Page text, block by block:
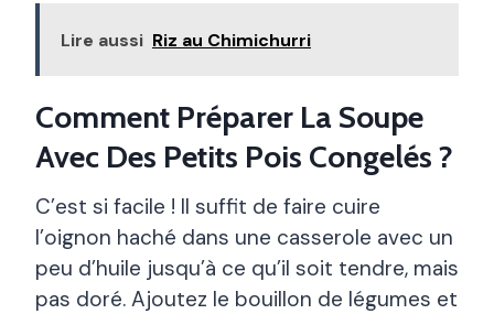
Lire aussi Riz au Chimichurri
Comment Préparer La Soupe
Avec Des Petits Pois Congelés ?
C’est si facile ! Il suffit de faire cuire
l’oignon haché dans une casserole avec un
peu d’huile jusqu’à ce qu’il soit tendre, mais
pas doré. Ajoutez le bouillon de légumes et